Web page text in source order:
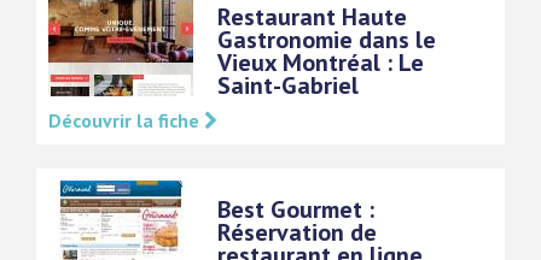
Restaurant Haute
Gastronomie dans le
Vieux Montréal : Le
Saint-Gabriel
Découvrir la fiche
Best Gourmet :
Réservation de